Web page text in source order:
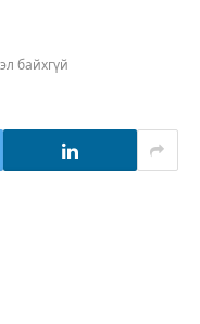
байхгүй